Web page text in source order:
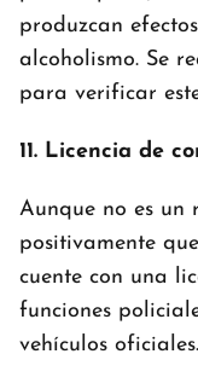
produzcan
alcoholismo. Se
para verificar
11. Licencia de
Aunque no es un
positivamente
cuente con una
funciones
vehículos oficiales.